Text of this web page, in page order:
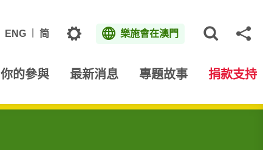
ENG 简 主題 樂施會在澳門
你的參與 最新消息 專題故事 捐款支持